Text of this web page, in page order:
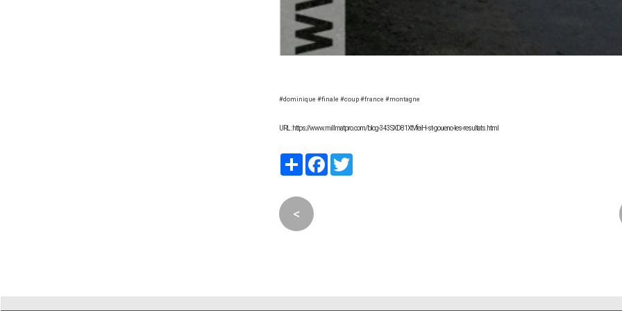
#dominique #finale #coup #france #montagne
URL : https://www.millmatpro.com/blog-343SXD81XtVfeiH-st-goueno-les-resultats.html
PartagerFacebook
<